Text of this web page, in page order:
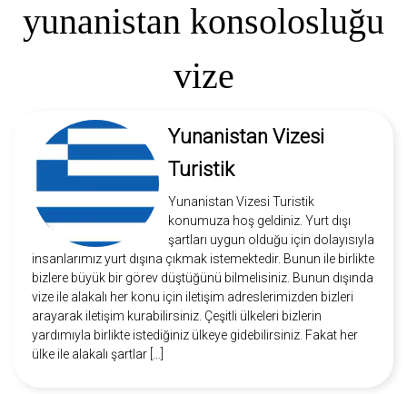
yunanistan konsolosluğu
vize
Yunanistan Vizesi
Turistik
Yunanistan Vizesi Turistik
konumuza hoş geldiniz. Yurt dışı
şartları uygun olduğu için dolayısıyla
insanlarımız yurt dışına çıkmak istemektedir. Bunun ile birlikte
bizlere büyük bir görev düştüğünü bilmelisiniz. Bunun dışında
vize ile alakalı her konu için iletişim adreslerimizden bizleri
arayarak iletişim kurabilirsiniz. Çeşitli ülkeleri bizlerin
yardımıyla birlikte istediğiniz ülkeye gidebilirsiniz. Fakat her
ülke ile alakalı şartlar […]